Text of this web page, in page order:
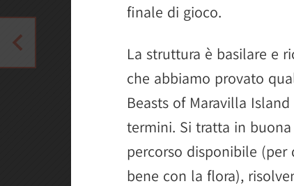
finale di gioco.
La struttura è basilare e
che abbiamo provato
Beasts of Maravilla
termini. Si tratta in
percorso disponibile
bene con la flora),